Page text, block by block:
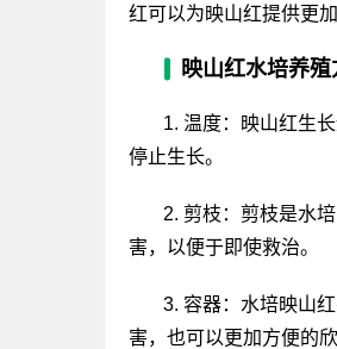
红可以为映山红提供更
映山红水培养殖
1. 温度：映山红生
停止生长。
2. 剪枝：剪枝是水
害，以便于即使救治。
3. 容器：水培映山
害，也可以更加方便的欣